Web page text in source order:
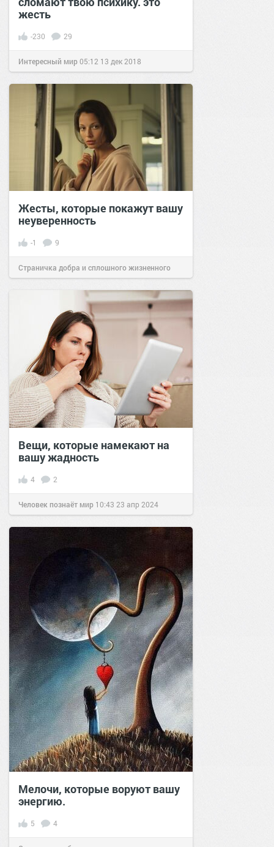
жесть
-230 29
Интересный мир05:12 13 дек 2018
Жесты, которые покажут вашу
неуверенность
-1 9
Страничка добра и сплошного жизненного
23 янв 2026
Вещи, которые намекают на
вашу жадность
4 2
Человек познаёт мир 10:43 23 апр 2024
Мелочи, которые воруют вашу
энергию.
5 4